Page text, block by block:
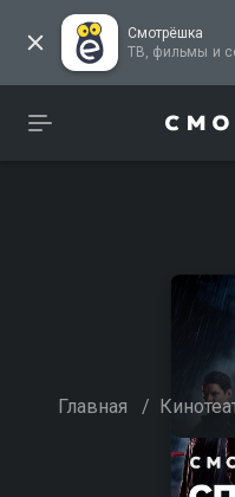
Смотрёшка
Главная /